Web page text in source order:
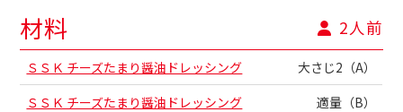
材料 2人前
ＳＳＫ チーズたまり醤油ドレッシング
大さじ2（A）
ＳＳＫ チーズたまり醤油ドレッシング
適量（B）